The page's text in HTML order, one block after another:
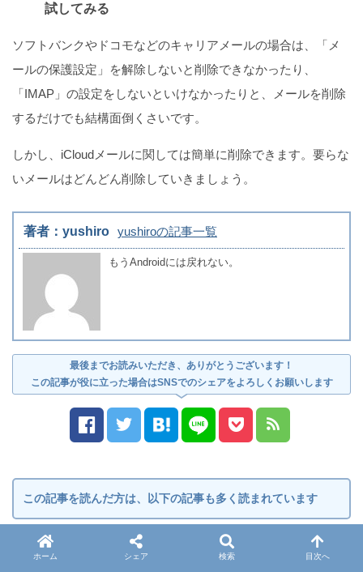
試してみる
ソフトバンクやドコモなどのキャリアメールの場合は、「メ
ールの保護設定」を解除しないと削除できなかったり、
「IMAP」の設定をしないといけなかったりと、メールを削除
するだけでも結構面倒くさいです。
しかし、iCloudメールに関しては簡単に削除できます。要らな
いメールはどんどん削除していきましょう。
著者：yushiro yushiroの記事一覧
もうAndroidには戻れない。
最後までお読みいただき、ありがとうございます！
この記事が役に立った場合はSNSでのシェアをよろしくお願いします
この記事を読んだ方は、以下の記事も多く読まれています
ホーム シェア 検索 目次へ